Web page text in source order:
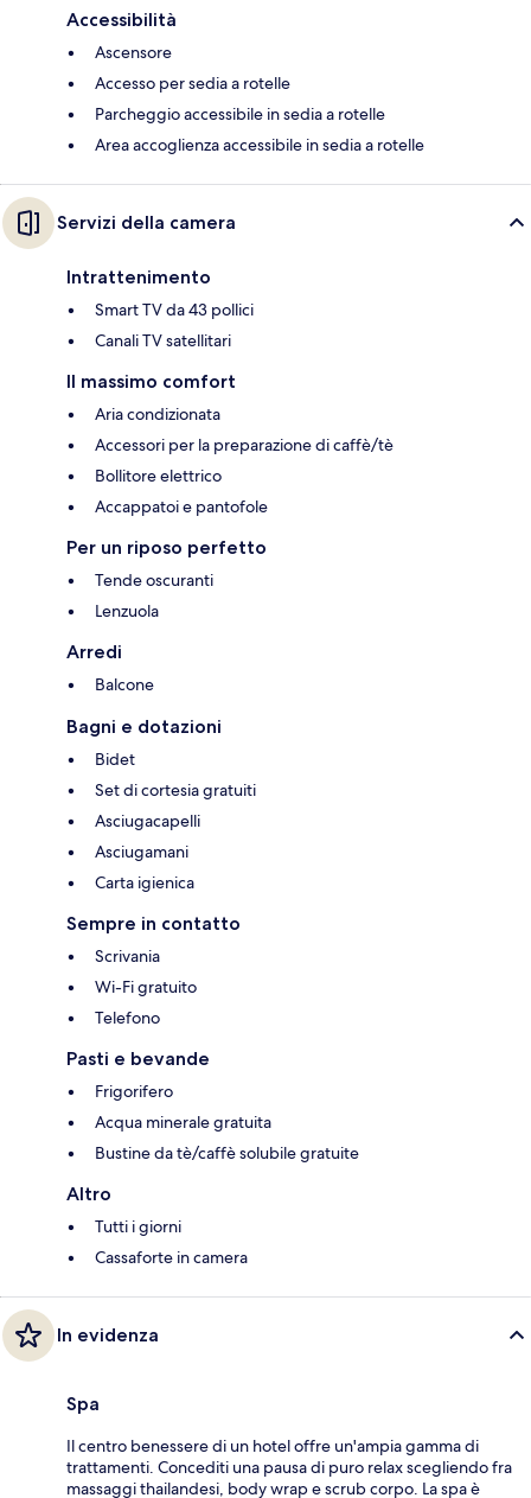
Accessibilità
Ascensore
Accesso per sedia a rotelle
Parcheggio accessibile in sedia a rotelle
Area accoglienza accessibile in sedia a rotelle
Servizi della camera
Intrattenimento
Smart TV da 43 pollici
Canali TV satellitari
Il massimo comfort
Aria condizionata
Accessori per la preparazione di caffè/tè
Bollitore elettrico
Accappatoi e pantofole
Per un riposo perfetto
Tende oscuranti
Lenzuola
Arredi
Balcone
Bagni e dotazioni
Bidet
Set di cortesia gratuiti
Asciugacapelli
Asciugamani
Carta igienica
Sempre in contatto
Scrivania
Wi-Fi gratuito
Telefono
Pasti e bevande
Frigorifero
Acqua minerale gratuita
Bustine da tè/caffè solubile gratuite
Altro
Tutti i giorni
Cassaforte in camera
In evidenza
Spa
Il centro benessere di un hotel offre un'ampia gamma di
trattamenti. Concediti una pausa di puro relax scegliendo fra
massaggi thailandesi, body wrap e scrub corpo. La spa è